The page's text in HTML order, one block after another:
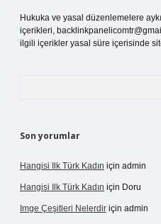
Hukuka ve yasal düzenlemelere
içerikleri,
ilgili içerikler yasal süre içerisinde
Son yorumlar
Hangisi Ilk Türk Kadın için admin
Hangisi Ilk Türk Kadın için Doru
Imge Çeşitleri Nelerdir için admin